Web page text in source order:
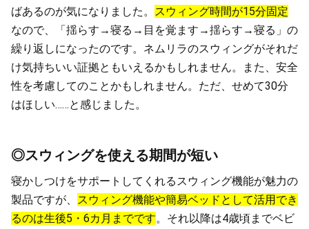
ばあるのが気になりました。
スウィング時間が15分固定
なので、「揺らす→寝る→目を覚ます→揺らす→寝る」の
繰り返しになったのです。ネムリラのスウィングがそれだ
け気持ちいい証拠ともいえるかもしれません。また、安全
性を考慮してのことかもしれません。ただ、せめて30分
はほしい……と感じました。
◎スウィングを使える期間が短い
寝かしつけをサポートしてくれるスウィング機能が魅力の
製品ですが、
スウィング機能や簡易ベッドとして活用でき
るのは生後5・6カ月までです。それ以降は4歳頃までベビ